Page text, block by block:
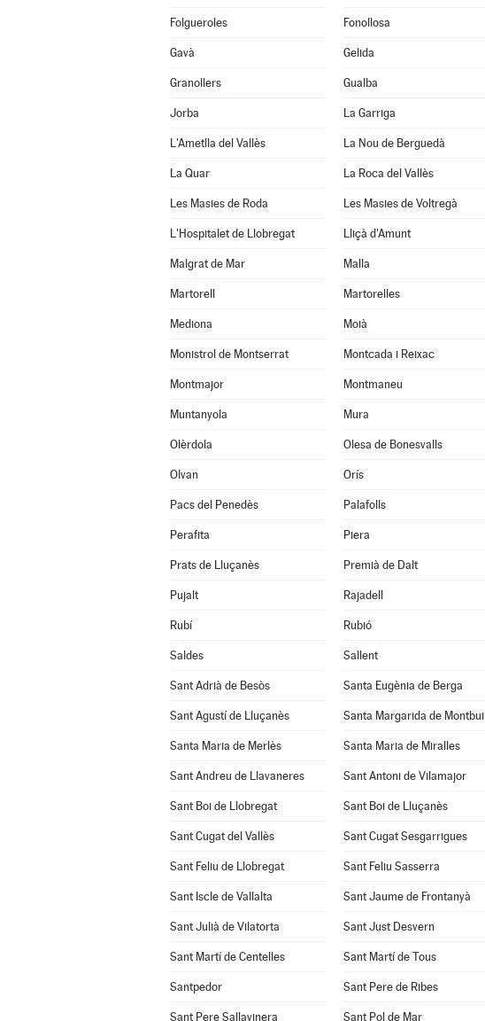
Folgueroles Fonollosa
Gavà Gelida
Granollers Gualba
Jorba La Garriga
L'Ametlla del Vallès La Nou de Berguedà
La Quar La Roca del Vallès
Les Masies de Roda Les Masies de Voltregà
L'Hospitalet de Llobregat Lliçà d'Amunt
Malgrat de Mar Malla
Martorell Martorelles
Mediona Moià
Monistrol de Montserrat Montcada i Reixac
Montmajor Montmaneu
Muntanyola Mura
Olèrdola Olesa de Bonesvalls
Olvan Orís
Pacs del Penedès Palafolls
Perafita Piera
Prats de Lluçanès Premià de Dalt
Pujalt Rajadell
Rubí Rubió
Saldes Sallent
Sant Adrià de Besòs Santa Eugènia de Berga
Sant Agustí de Lluçanès Santa Margarida de Montbui
Santa Maria de Merlès Santa Maria de Miralles
Sant Andreu de Llavaneres Sant Antoni de Vilamajor
Sant Boi de Llobregat Sant Boi de Lluçanès
Sant Cugat del Vallès Sant Cugat Sesgarrigues
Sant Feliu de Llobregat Sant Feliu Sasserra
Sant Iscle de Vallalta Sant Jaume de Frontanyà
Sant Julià de Vilatorta Sant Just Desvern
Sant Martí de Centelles Sant Martí de Tous
Santpedor Sant Pere de Ribes
Sant Pere Sallavinera Sant Pol de Mar